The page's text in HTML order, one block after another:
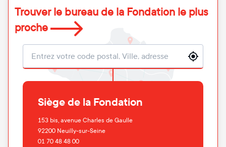
Trouver le bureau de la Fondation le plus
proche
Localisation
Siège de la Fondation
153 bis, avenue Charles de Gaulle
92200 Neuilly-sur-Seine
01 70 48 48 00